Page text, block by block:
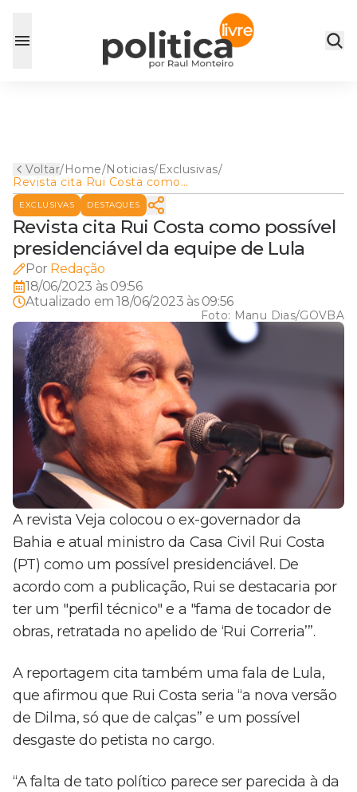
Voltar/Home/Noticias/Exclusivas/
Revista cita Rui Costa como
possível presidenciável da
equipe de Lula
EXCLUSIVAS DESTAQUES
Revista cita Rui Costa como possível
presidenciável da equipe de Lula
Por Redação
18/06/2023 às 09:56
Atualizado em18/06/2023 às 09:56
Foto: Manu Dias/GOVBA
A revista Veja colocou o ex-governador da
Bahia e atual ministro da Casa Civil Rui Costa
(PT) como um possível presidenciável. De
acordo com a publicação, Rui se destacaria por
ter um "perfil técnico" e a "fama de tocador de
obras, retratada no apelido de ‘Rui Correria’”.
A reportagem cita também uma fala de Lula,
que afirmou que Rui Costa seria “a nova versão
de Dilma, só que de calças” e um possível
desgaste do petista no cargo.
“A falta de tato político parece ser parecida à da